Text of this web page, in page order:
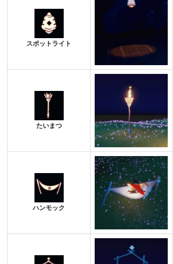
スポットライト
たいまつ
ハンモック